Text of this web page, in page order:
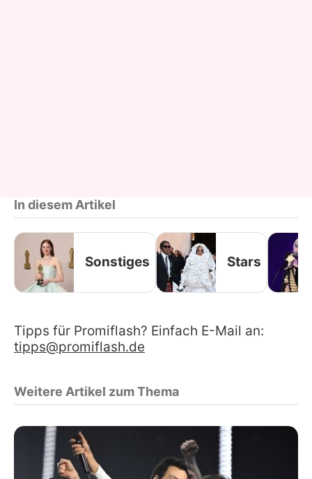
In diesem Artikel
Sonstiges Stars
Tipps für Promiflash? Einfach E-Mail an:
tipps@promiflash.de
Weitere Artikel zum Thema